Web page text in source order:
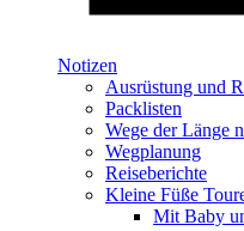
Notizen
Ausrüstung und
Packlisten
Wege der Länge
Wegplanung
Reiseberichte
Kleine Füße
Mit Baby